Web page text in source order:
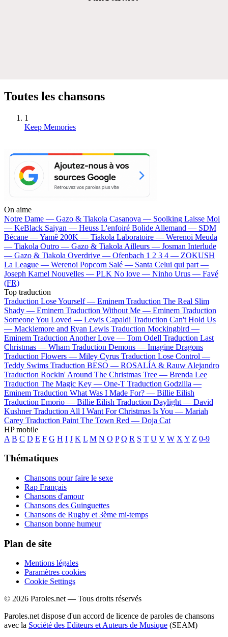
Toutes les chansons
1
Keep Memories
On aime
Notre Dame — Gazo & Tiakola Casanova — Soolking Laisse Moi
— KeBlack Saiyan — Heuss L'enfoiré Bolide Allemand — SDM
Bécane —Yamê 200K — Tiakola Laboratoire — Werenoi Meuda
— Tiakola Outro — Gazo & Tiakola Ailleurs — Josman Interlude
— Gazo & Tiakola Overdrive — Ofenbach 1 2 3 4 — ZOKUSH
La League — Werenoi Popcorn Salé — Santa Celui qui part —
Joseph Kamel Nouvelles — PLK No love — Ninho Urus — Favé
(FR)
Top traduction
Traduction Lose Yourself — Eminem Traduction The Real Slim
Shady — Eminem Traduction Without Me — Eminem Traduction
Someone You Loved — Lewis Capaldi Traduction Can't Hold Us
— Macklemore and Ryan Lewis Traduction Mockingbird —
Eminem Traduction Another Love — Tom Odell Traduction Last
Christmas — Wham Traduction Demons — Imagine Dragons
Traduction Flowers — Miley Cyrus Traduction Lose Control —
Teddy Swims Traduction BESO — ROSALÍA & Rauw Alejandro
Traduction Rockin' Around The Christmas Tree — Brenda Lee
Traduction The Magic Key — One-T Traduction Godzilla —
Eminem Traduction What Was I Made For? — Billie Eilish
Traduction Emorio — Billie Eilish Traduction Daylight — David
Kushner Traduction All I Want For Christmas Is You — Mariah
Carey Traduction Paint The Town Red — Doja Cat
HP mobile
A B C D E F G H I J K L M N O P Q R S T U V W X Y Z 0-9
Thématiques
Chansons pour faire le sexe
Rap Français
Chansons d'amour
Chansons des Guinguettes
Chansons de Rugby et 3ème mi-temps
Chanson bonne humeur
Plan de site
Mentions légales
Paramètres cookies
Cookie Settings
© 2026 Paroles.net — Tous droits réservés
Paroles.net dispose d'un accord de licence de paroles de chansons
avec la Société des Editeurs et Auteurs de Musique (SEAM)